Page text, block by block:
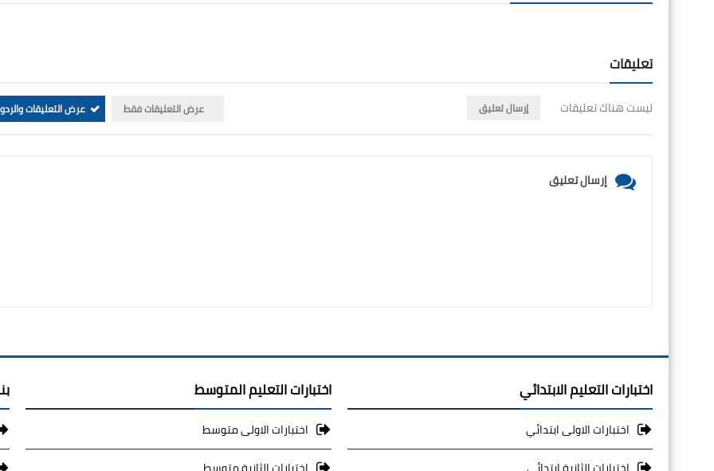
تعليقات
ليست هناك تعليقات إرسال تعليق عرض التعليقات فقط عرض التعليقات
إرسال تعليق
اختبارات التعليم الابتدائي
اختبارات الاولى ابتدائي
اختبارات التعليم المتوسط
اختبارات الاولى متوسط